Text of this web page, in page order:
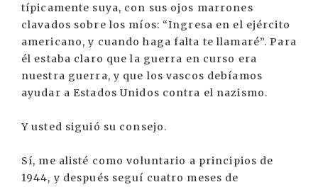
típicamente suya, con sus ojos marrones
clavados sobre los míos: “Ingresa en el ejército
americano, y cuando haga falta te llamaré”. Para
él estaba claro que la guerra en curso era
nuestra guerra, y que los vascos debíamos
ayudar a Estados Unidos contra el nazismo.
Y usted siguió su consejo.
Sí, me alisté como voluntario a principios de
1944, y después seguí cuatro meses de